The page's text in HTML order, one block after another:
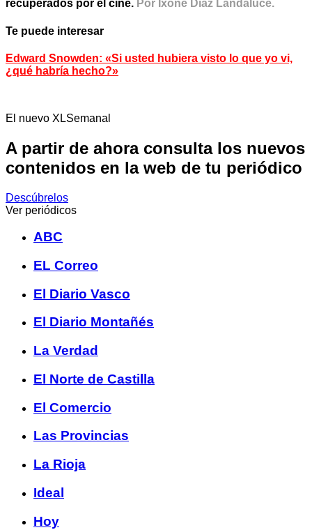
recuperados por el cine. Por Ixone Díaz Landaluce.
Te puede interesar
Edward Snowden: «Si usted hubiera visto lo que yo vi,
¿qué habría hecho?»
El nuevo XLSemanal
A partir de ahora consulta los nuevos
contenidos en la web de tu periódico
Descúbrelos
Ver periódicos
ABC
EL Correo
El Diario Vasco
El Diario Montañés
La Verdad
El Norte de Castilla
El Comercio
Las Provincias
La Rioja
Ideal
Hoy